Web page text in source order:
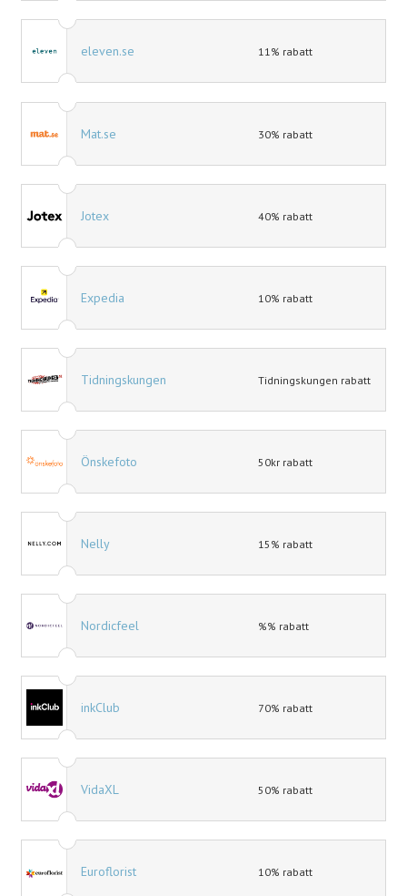
eleven.se 11% rabatt
Mat.se 30% rabatt
Jotex 40% rabatt
Expedia 10% rabatt
Tidningskungen Tidningskungen rabatt
Önskefoto 50kr rabatt
Nelly 15% rabatt
Nordicfeel %% rabatt
inkClub 70% rabatt
VidaXL 50% rabatt
Euroflorist 10% rabatt